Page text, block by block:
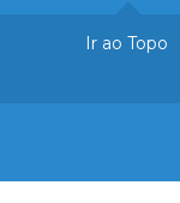
Ir ao Topo